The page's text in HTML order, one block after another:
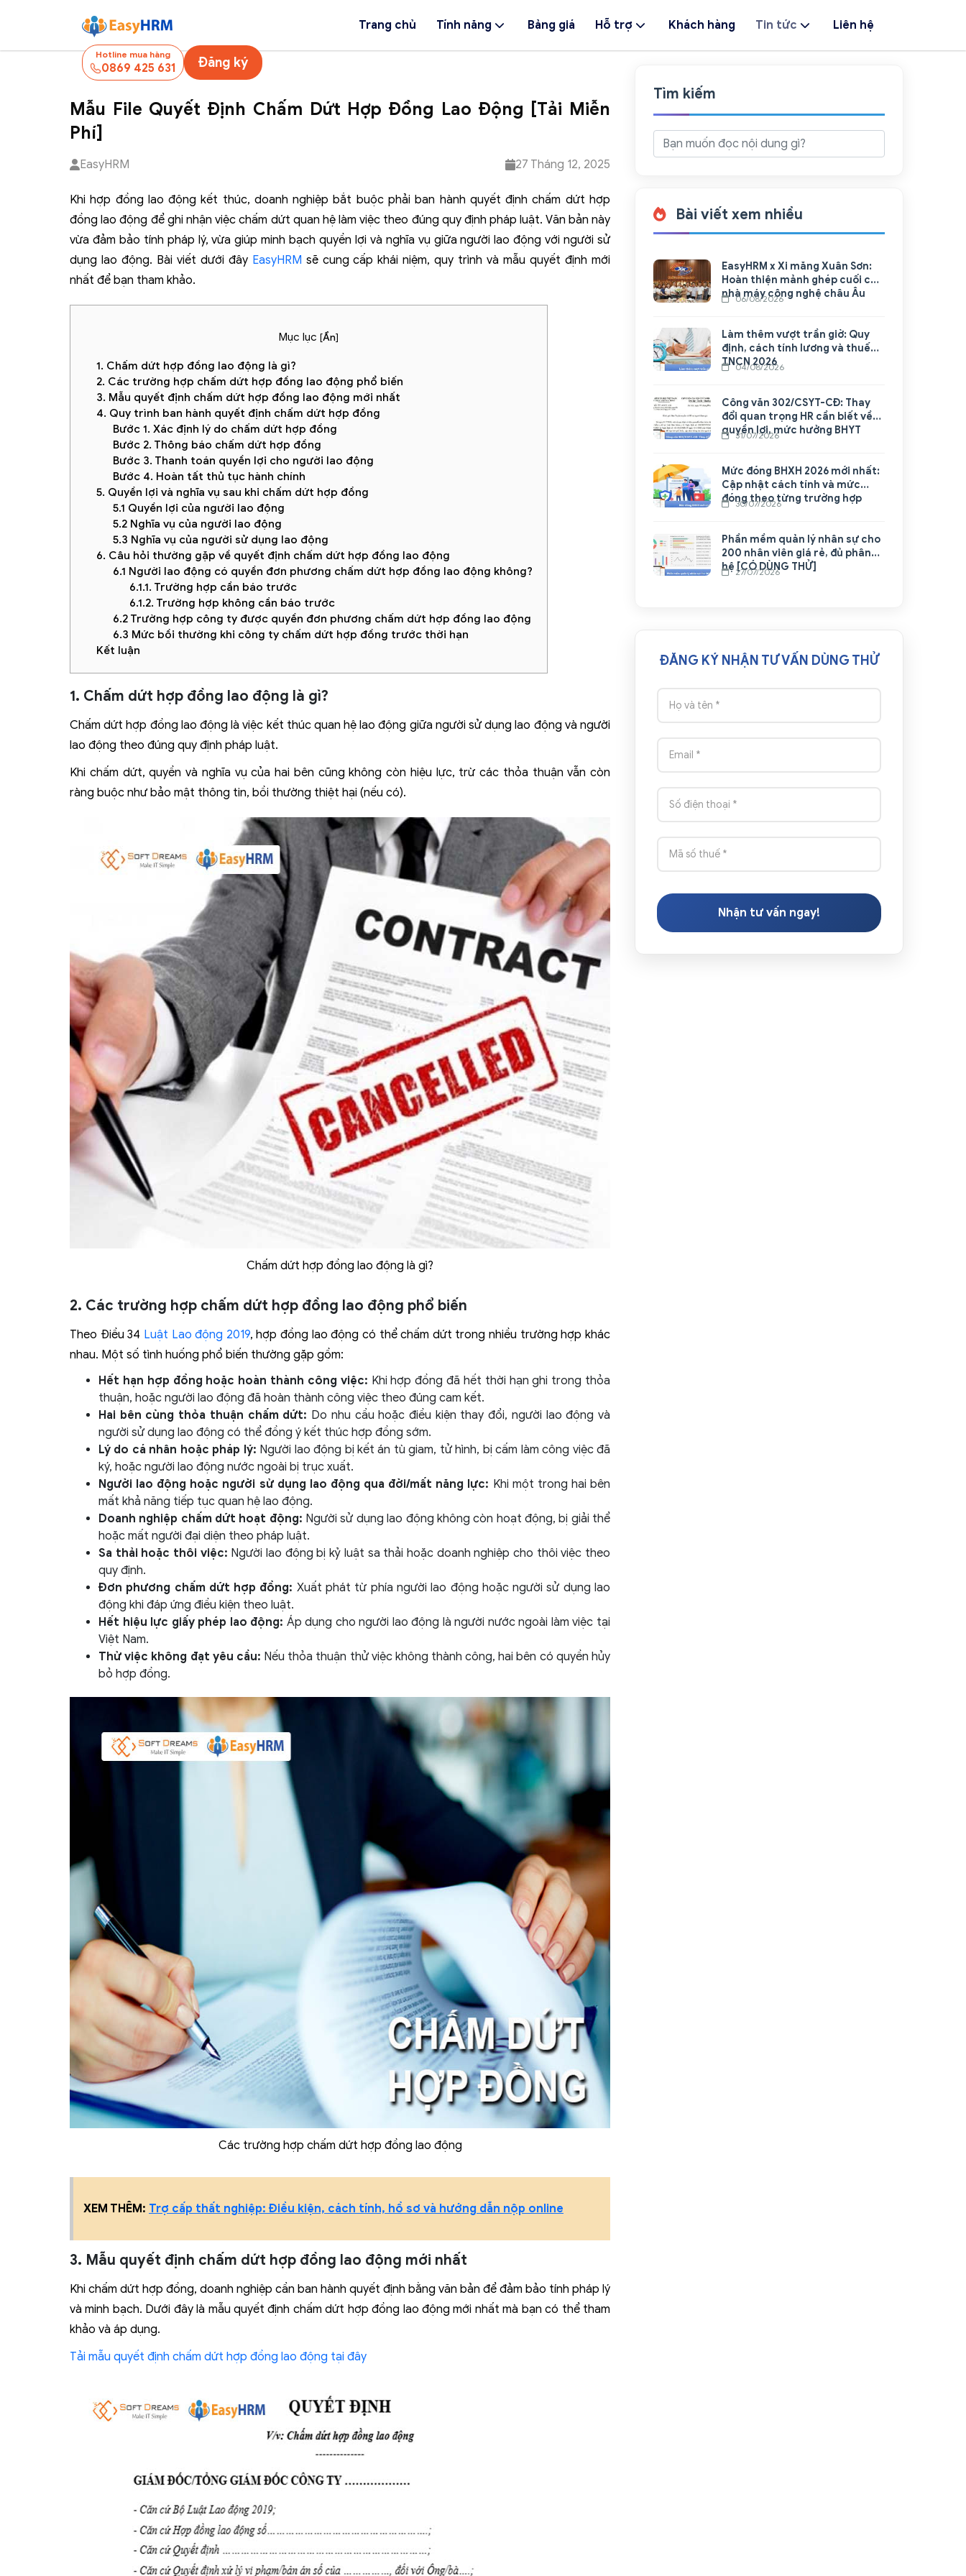
Trang chủ Tính năng Bảng giá Hỗ trợ Khách hàng Tin tức Liên hệ
Hotline mua hàng
0869 425 631 Đăng ký
Mẫu File Quyết Định Chấm Dứt Hợp Đồng Lao Động [Tải Miễn
Phí]
EasyHRM 27 Tháng 12, 2025
Khi hợp đồng lao động kết thúc, doanh nghiệp bắt buộc phải ban hành quyết định chấm dứt hợp
đồng lao động để ghi nhận việc chấm dứt quan hệ làm việc theo đúng quy định pháp luật. Văn bản này
vừa đảm bảo tính pháp lý, vừa giúp minh bạch quyền lợi và nghĩa vụ giữa người lao động với người sử
dụng lao động. Bài viết dưới đây EasyHRM sẽ cung cấp khái niệm, quy trình và mẫu quyết định mới
nhất để bạn tham khảo.
Mục lục [Ẩn]
1. Chấm dứt hợp đồng lao động là gì?
2. Các trường hợp chấm dứt hợp đồng lao động phổ biến
3. Mẫu quyết định chấm dứt hợp đồng lao động mới nhất
4. Quy trình ban hành quyết định chấm dứt hợp đồng
Bước 1. Xác định lý do chấm dứt hợp đồng
Bước 2. Thông báo chấm dứt hợp đồng
Bước 3. Thanh toán quyền lợi cho người lao động
Bước 4. Hoàn tất thủ tục hành chính
5. Quyền lợi và nghĩa vụ sau khi chấm dứt hợp đồng
5.1 Quyền lợi của người lao động
5.2 Nghĩa vụ của người lao động
5.3 Nghĩa vụ của người sử dụng lao động
6. Câu hỏi thường gặp về quyết định chấm dứt hợp đồng lao động
6.1 Người lao động có quyền đơn phương chấm dứt hợp đồng lao động không?
6.1.1. Trường hợp cần báo trước
6.1.2. Trường hợp không cần báo trước
6.2 Trường hợp công ty được quyền đơn phương chấm dứt hợp đồng lao động
6.3 Mức bồi thường khi công ty chấm dứt hợp đồng trước thời hạn
Kết luận
1. Chấm dứt hợp đồng lao động là gì?
Chấm dứt hợp đồng lao động là việc kết thúc quan hệ lao động giữa người sử dụng lao động và người
lao động theo đúng quy định pháp luật.
Khi chấm dứt, quyền và nghĩa vụ của hai bên cũng không còn hiệu lực, trừ các thỏa thuận vẫn còn
ràng buộc như bảo mật thông tin, bồi thường thiệt hại (nếu có).
Chấm dứt hợp đồng lao động là gì?
2. Các trường hợp chấm dứt hợp đồng lao động phổ biến
Theo Điều 34 Luật Lao động 2019, hợp đồng lao động có thể chấm dứt trong nhiều trường hợp khác
nhau. Một số tình huống phổ biến thường gặp gồm:
Hết hạn hợp đồng hoặc hoàn thành công việc: Khi hợp đồng đã hết thời hạn ghi trong thỏa
thuận, hoặc người lao động đã hoàn thành công việc theo đúng cam kết.
Hai bên cùng thỏa thuận chấm dứt: Do nhu cầu hoặc điều kiện thay đổi, người lao động và
người sử dụng lao động có thể đồng ý kết thúc hợp đồng sớm.
Lý do cá nhân hoặc pháp lý: Người lao động bị kết án tù giam, tử hình, bị cấm làm công việc đã
ký, hoặc người lao động nước ngoài bị trục xuất.
Người lao động hoặc người sử dụng lao động qua đời/mất năng lực: Khi một trong hai bên
mất khả năng tiếp tục quan hệ lao động.
Doanh nghiệp chấm dứt hoạt động: Người sử dụng lao động không còn hoạt động, bị giải thể
hoặc mất người đại diện theo pháp luật.
Sa thải hoặc thôi việc: Người lao động bị kỷ luật sa thải hoặc doanh nghiệp cho thôi việc theo
quy định.
Đơn phương chấm dứt hợp đồng: Xuất phát từ phía người lao động hoặc người sử dụng lao
động khi đáp ứng điều kiện theo luật.
Hết hiệu lực giấy phép lao động: Áp dụng cho người lao động là người nước ngoài làm việc tại
Việt Nam.
Thử việc không đạt yêu cầu: Nếu thỏa thuận thử việc không thành công, hai bên có quyền hủy
bỏ hợp đồng.
Các trường hợp chấm dứt hợp đồng lao động
XEM THÊM: Trợ cấp thất nghiệp: Điều kiện, cách tính, hồ sơ và hướng dẫn nộp online
3. Mẫu quyết định chấm dứt hợp đồng lao động mới nhất
Khi chấm dứt hợp đồng, doanh nghiệp cần ban hành quyết định bằng văn bản để đảm bảo tính pháp lý
và minh bạch. Dưới đây là mẫu quyết định chấm dứt hợp đồng lao động mới nhất mà bạn có thể tham
khảo và áp dụng.
Tải mẫu quyết định chấm dứt hợp đồng lao động tại đây
Tìm kiếm
Bài viết xem nhiều
EasyHRM x Xi măng Xuân Sơn:
Hoàn thiện mảnh ghép cuối cho
nhà máy công nghệ châu Âu
06/08/2026
Làm thêm vượt trần giờ: Quy
định, cách tính lương và thuế
TNCN 2026
04/08/2026
Công văn 302/CSYT-CĐ: Thay
đổi quan trọng HR cần biết về
quyền lợi, mức hưởng BHYT
31/07/2026
Mức đóng BHXH 2026 mới nhất:
Cập nhật cách tính và mức
đóng theo từng trường hợp
30/07/2026
Phần mềm quản lý nhân sự cho
200 nhân viên giá rẻ, đủ phân
hệ [CÓ DÙNG THỬ]
27/07/2026
ĐĂNG KÝ NHẬN TƯ VẤN DÙNG THỬ
Nhận tư vấn ngay!